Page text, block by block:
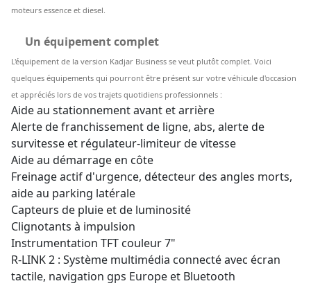
moteurs essence et diesel.
Un équipement complet
L'équipement de la version Kadjar Business se veut plutôt complet. Voici
quelques équipements qui pourront être présent sur votre véhicule d'occasion
et appréciés lors de vos trajets quotidiens professionnels :
Aide au stationnement avant et arrière
Alerte de franchissement de ligne, abs, alerte de
survitesse et régulateur-limiteur de vitesse
Aide au démarrage en côte
Freinage actif d'urgence, détecteur des angles morts,
aide au parking latérale
Capteurs de pluie et de luminosité
Clignotants à impulsion
Instrumentation TFT couleur 7"
R-LINK 2 : Système multimédia connecté avec écran
tactile, navigation gps Europe et Bluetooth